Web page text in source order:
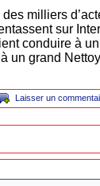
milliers
sur
conduire à
un grand
Laisser un